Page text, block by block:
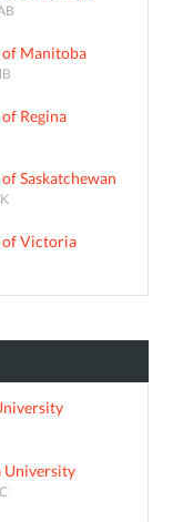
Manitoba
Regina
Saskatchewan
of Victoria
University